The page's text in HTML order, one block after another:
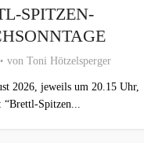
SPITZEN-
von Toni Hötzelsperger
2026, jeweils um 20.15 Uhr,
“Brettl-Spitzen...